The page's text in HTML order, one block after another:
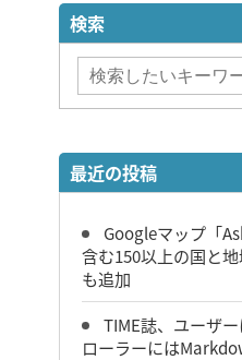
検索
最近の投稿
Googleマップ「
含む150以上の国と
も追加
TIME誌、ユーザ
ローラーには